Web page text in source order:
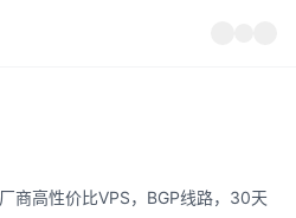
商高性价比VPS，BGP线路，30天